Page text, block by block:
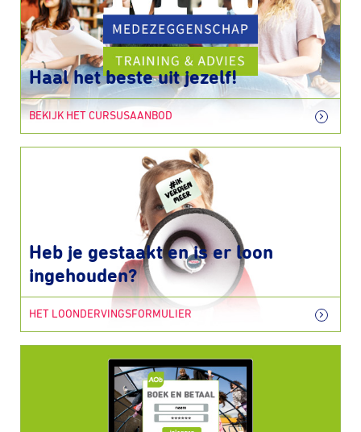
Haal het beste uit jezelf!
BEKIJK HET CURSUSAANBOD
Heb je gestaakt en is er loon
ingehouden?
HET LOONDERVINGSFORMULIER